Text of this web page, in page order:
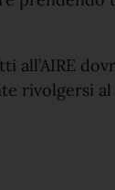
all’AIRE
rivolgersi